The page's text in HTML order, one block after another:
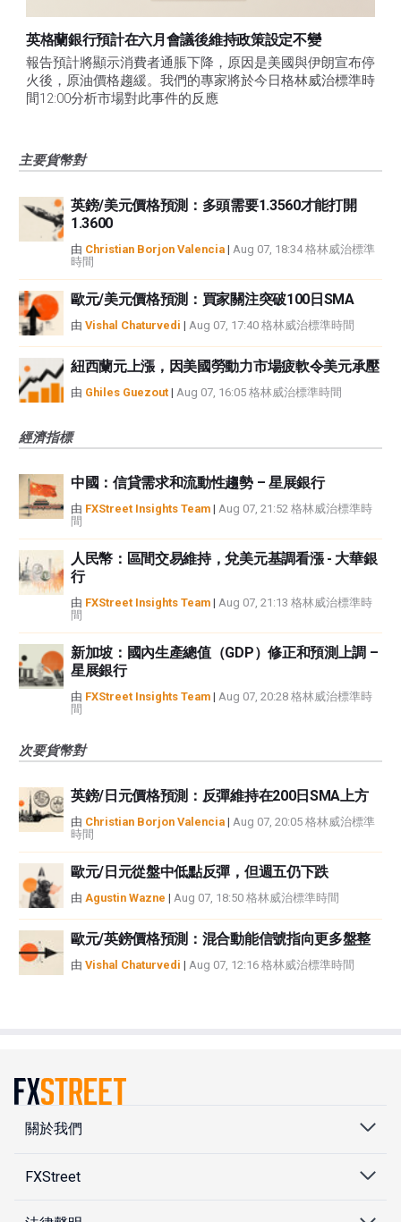
英格蘭銀行預計在六月會議後維持政策設定不變
報告預計將顯示消費者通脹下降，原因是美國與伊朗宣布停
火後，原油價格趨緩。我們的專家將於今日格林威治標準時
間12:00分析市場對此事件的反應
主要貨幣對
英鎊/美元價格預測：多頭需要1.3560才能打開
1.3600
由 Christian Borjon Valencia | Aug 07, 18:34 格林威治標準
時間
歐元/美元價格預測：買家關注突破100日SMA
由 Vishal Chaturvedi | Aug 07, 17:40 格林威治標準時間
紐西蘭元上漲，因美國勞動力市場疲軟令美元承壓
由 Ghiles Guezout | Aug 07, 16:05 格林威治標準時間
經濟指標
中國：信貸需求和流動性趨勢 – 星展銀行
由 FXStreet Insights Team | Aug 07, 21:52 格林威治標準時
間
人民幣：區間交易維持，兌美元基調看漲 - 大華銀
行
由 FXStreet Insights Team | Aug 07, 21:13 格林威治標準時
間
新加坡：國內生產總值（GDP）修正和預測上調 –
星展銀行
由 FXStreet Insights Team | Aug 07, 20:28 格林威治標準時
間
次要貨幣對
英鎊/日元價格預測：反彈維持在200日SMA上方
由 Christian Borjon Valencia | Aug 07, 20:05 格林威治標準
時間
歐元/日元從盤中低點反彈，但週五仍下跌
由 Agustin Wazne | Aug 07, 18:50 格林威治標準時間
歐元/英鎊價格預測：混合動能信號指向更多盤整
由 Vishal Chaturvedi | Aug 07, 12:16 格林威治標準時間
關於我們
FXStreet